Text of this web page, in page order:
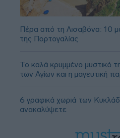
Πέρα από τη Λισαβόνα: 10
της Πορτογαλίας
Το καλά κρυμμένο μυστικό
των Αγίων και η μαγευτική
6 γραφικά χωριά των
ανακαλύψετε